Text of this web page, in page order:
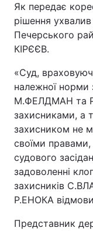
Як передає
рішення
Печерського
КІРЄЄВ.
«Суд,
належної норми
М.ФЕЛДМАН та
захисниками, а
захисником не
своїми
судового
задоволенні
захисників
Р.ЕНОКА
Представник